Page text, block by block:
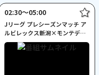
02:30〜05:00
Jリーグ プレシーズンマッチ ア
ルビレックス新潟×モンテディ
オ山形